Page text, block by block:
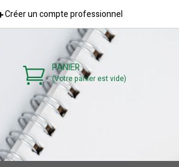
Créer un compte professionnel
PANIER
(Votre panier est vide)